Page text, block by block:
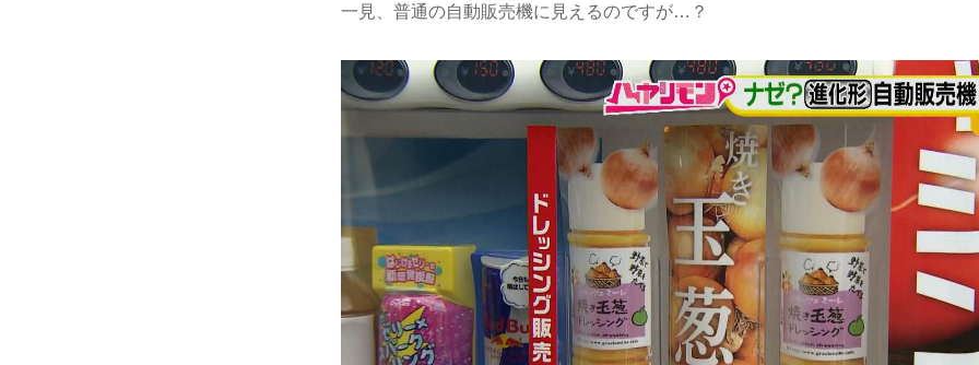
一見、普通の自動販売機に見えるのですが…？